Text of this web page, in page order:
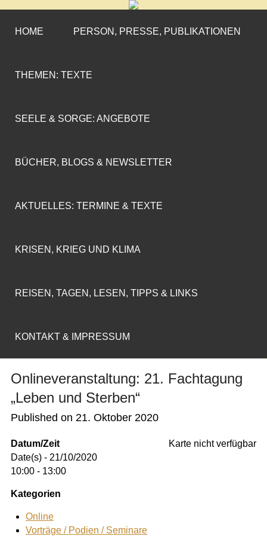
CORNELIA COENEN-
MARX
»ENGAGEMENT MIT PROFIL«
HOME PERSON, PRESSE, PUBLIKATIONEN
THEMEN: TEXTE
SEELE & SORGE: ANGEBOTE
BÜCHER, BLOGS & NEWSLETTER
AKTUELLES: TERMINE & TEXTE
KRISEN, KRIEG UND KLIMA
REISEN, TAGEN, LESEN, TIPPS & LINKS
KONTAKT & IMPRESSUM
Onlineveranstaltung: 21. Fachtagung
„Leben und Sterben“
Published on 21. Oktober 2020
Karte nicht verfügbar
Datum/Zeit
Date(s) - 21/10/2020
10:00 - 13:00
Kategorien
Online
Vorträge / Podien / Seminare